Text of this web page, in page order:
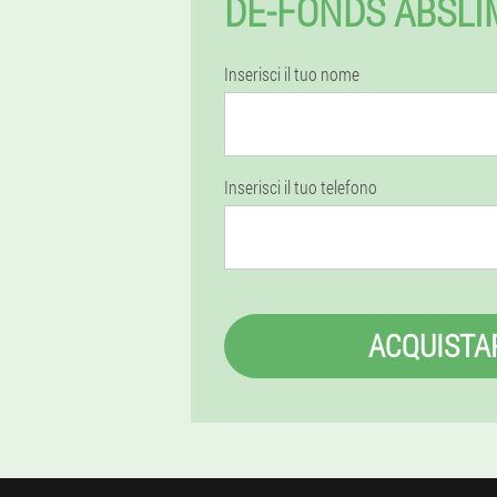
DE-FONDS
Inserisci il tuo nome
Inserisci il tuo telefono